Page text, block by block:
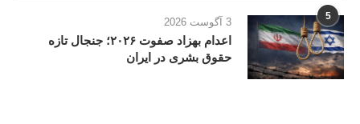
5 3 آگوست 2026
اعدام بهزاد صفوت ۲۰۲۶؛ جنجال تازه
حقوق بشری در ایران